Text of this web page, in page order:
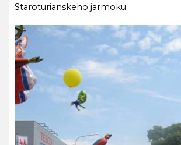
Staroturianskeho jarmoku.